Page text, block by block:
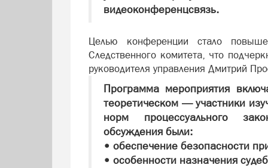
видеоконференцсвязь.
Целью конференции стало
Следственного комитета, что
руководителя управления Дмитрий
Программа мероприятия
теоретическом — участники
норм процессуального
обсуждения были:
• обеспечение безопасности
• особенности назначения